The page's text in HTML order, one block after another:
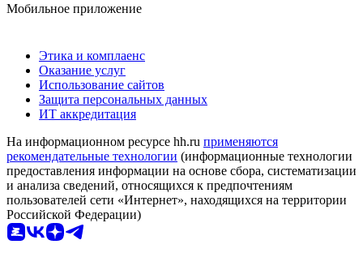
Мобильное приложение
Этика и комплаенс
Оказание услуг
Использование сайтов
Защита персональных данных
ИТ аккредитация
На информационном ресурсе hh.ru применяются
рекомендательные технологии (информационные технологии
предоставления информации на основе сбора, систематизации
и анализа сведений, относящихся к предпочтениям
пользователей сети «Интернет», находящихся на территории
Российской Федерации)